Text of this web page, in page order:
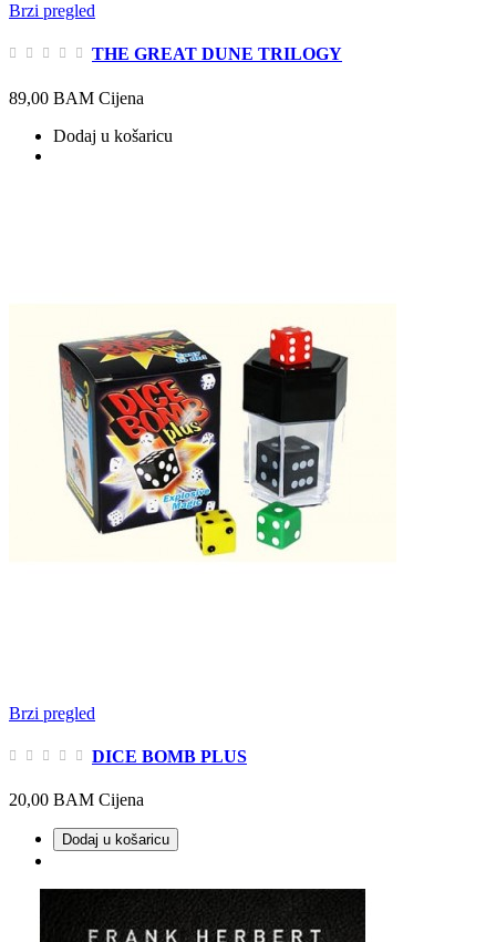
Brzi pregled
THE GREAT DUNE TRILOGY
89,00 BAM Cijena
Dodaj u košaricu
Brzi pregled
DICE BOMB PLUS
20,00 BAM Cijena
Dodaj u košaricu